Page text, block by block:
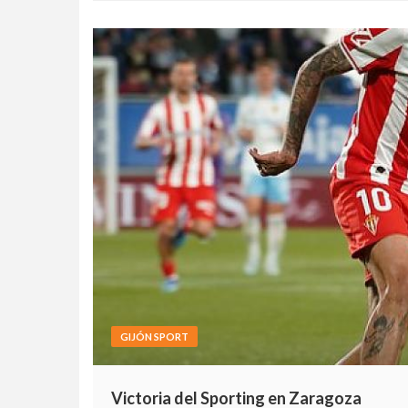
GIJÓN SPORT
Victoria del Sporting en Zaragoza